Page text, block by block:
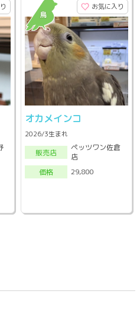
お気に入り
オカメインコ
2026/3生まれ
販売店
ペッツワン佐倉
店
価格
29,800